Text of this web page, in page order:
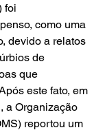
foi
como uma
devido a relatos
de
que
este fato, em
a Organização
reportou um